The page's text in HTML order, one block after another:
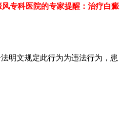
风专科医院的专家提醒：治疗白癜
明文规定此行为为违法行为，患